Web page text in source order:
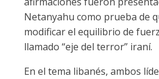
Netanyahu como prueba de
modificar el equilibrio de
llamado “eje del terror” iraní.
En el tema libanés, ambos